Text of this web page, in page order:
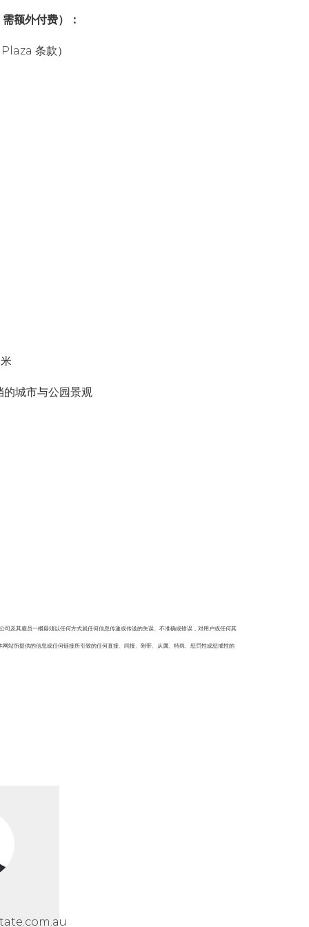
额外付费）：
条款）
的城市与公园景观
及其雇员一概毋须以任何方式就任何信息传递或传送的失误、不准确或错误，对用户或任何其
站所提供的信息或任何链接所引致的任何直接、间接、附带、从属、特殊、惩罚性或惩戒性的